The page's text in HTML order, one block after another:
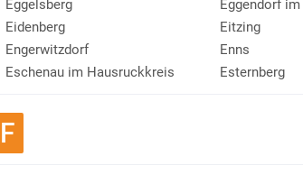
Eggelsberg
Eggendorf
Eidenberg
Eitzing
Engerwitzdorf
Enns
Eschenau im Hausruckkreis
Esternberg
F